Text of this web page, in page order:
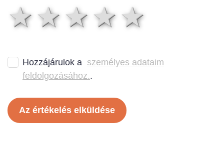
4
3 csillag
2 csillag
1 csillag
Hozzájárulok a személyes adataim
feldolgozásához..
Az értékelés elküldése